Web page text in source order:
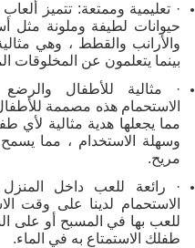
· تعليمية وممتعة: تتميز ألعاب
حيوانات لطيفة وملونة مثل
والأرانب والقطط ، وهي
بينما يتعلمون عن المخلوقات
· مثالية للأطفال والرضع
الاستحمام هذه مصممة
مما يجعلها هدية مثالية لأي
وسهلة الاستخدام ، مما
مريح.
· رائعة للعب داخل
الاستحمام لدينا على وقت
للعب بها في المسبح أو على
طفلك الاستمتاع به في الماء.